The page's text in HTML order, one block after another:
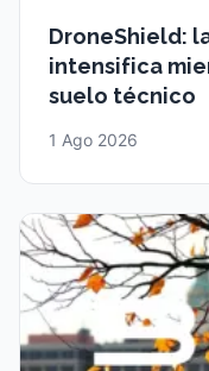
DroneShield:
intensifica
suelo técnico
1 Ago 2026